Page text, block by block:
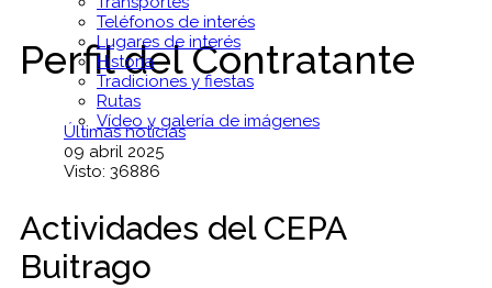
Teléfonos de interés
Lugares de interés
Historia
Tradiciones y fiestas
Rutas
Vídeo y galería de imágenes
Perfil del Contratante
Últimas noticias
09 abril 2025
Visto: 36886
Actividades del CEPA
Buitrago